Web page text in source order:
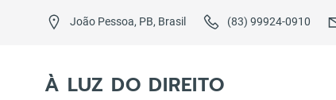
João Pessoa, PB, Brasil (83) 99924-0910
À LUZ DO DIREITO